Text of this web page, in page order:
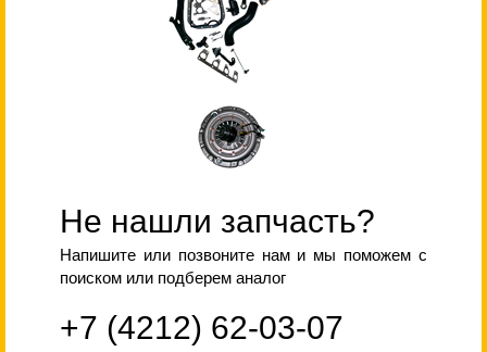
Не нашли запчасть?
Напишите или позвоните нам и мы поможем с
поиском или подберем аналог
+7 (4212) 62-03-07